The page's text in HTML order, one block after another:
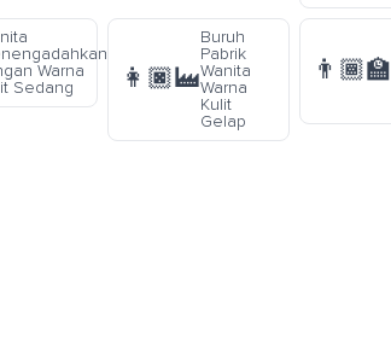
Warna
Sedang
👩🏿‍🏭
Buruh
Pabrik
Wanita
Warna
Kulit
Gelap
👨🏾‍🏫